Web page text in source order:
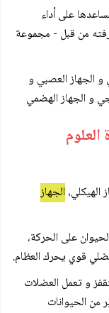
على أداء
من قبل - مجموعة
و الجهاز العصبي و
و الجهاز الهضمي
الجهاز
على الحركة،
قوي يحرك العظام.
و تعمل العضلات
من الحيوانات